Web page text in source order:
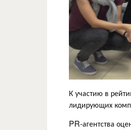
К участию в
лидирующих
PR-агентства